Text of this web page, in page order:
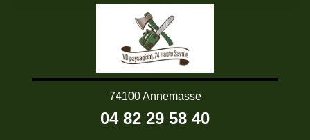
74100 Annemasse
04 82 29 58 40